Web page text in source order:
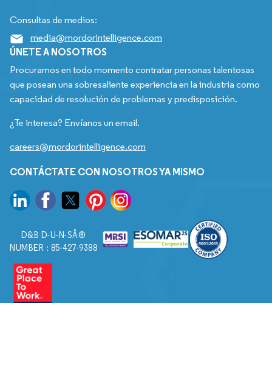
Consultas de medios:
media@mordorintelligence.com
ÚNETE A NOSOTROS
Procuramos en todo momento contratar personas talentosas
que posean una sobresaliente experiencia en la industria como
capacidad de resolución de problemas y predisposición.
¿Te interesa? Envíanos un email.
careers@mordorintelligence.com
CONTÁCTATE CON NOSOTROS YA MISMO
D&B D-U-N-SÂ®
NUMBER : 85-427-9388